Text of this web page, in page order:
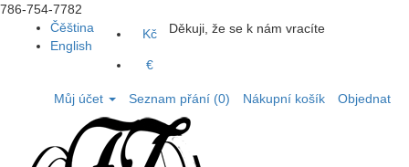
786-754-7782
Čěština
English
Kč
€
Děkuji, že se k nám vracíte
Můj účet Seznam přání (0) Nákupní košík Objednat